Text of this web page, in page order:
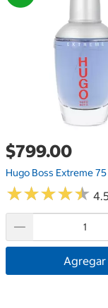
$799.00
Hugo Boss Extreme
★★★★★
★★★★★
Agregar